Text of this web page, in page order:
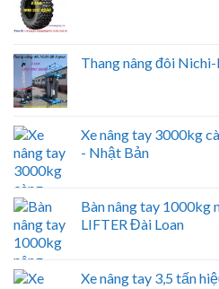
Thang nâng đôi
Xe nâng tay 3000kg
- Nhật Bản
Bàn nâng tay 1000kg
LIFTER Đài Loan
Xe nâng tay 3,5 tấn